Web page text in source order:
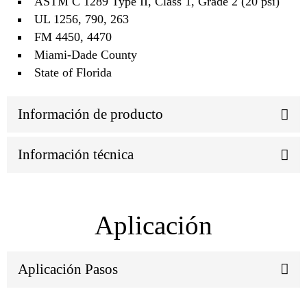
UL 1256, 790, 263
FM 4450, 4470
Miami‐Dade County
State of Florida
Información de producto
Información técnica
Aplicación
Aplicación Pasos